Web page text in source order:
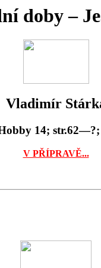
doby –
Vladimír
14; str.62—?;
V PŘÍPRAVĚ...